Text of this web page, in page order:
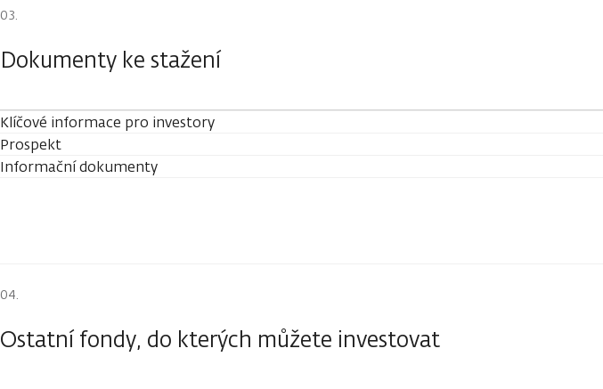
Dokumenty ke stažení
Klíčové informace pro investory
Prospekt
Informační dokumenty
Ostatní fondy, do kterých můžete investovat